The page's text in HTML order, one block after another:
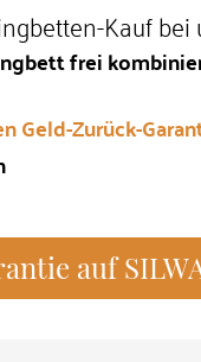
Kauf bei
frei
Geld-Zurück-
auf